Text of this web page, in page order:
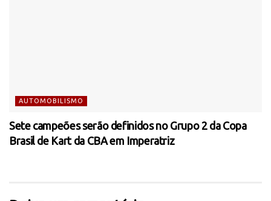
AUTOMOBILISMO
Sete campeões serão definidos no Grupo 2 da Copa
Brasil de Kart da CBA em Imperatriz